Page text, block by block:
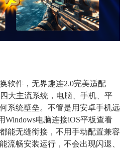
软件，无界趣连2.0完美适配
大主流系统，电脑、手机、平
系统壁垒。不管是用安卓手机远
Windows电脑连接iOS平板查看
能无缝衔接，不用手动配置兼容
流畅安装运行，不会出现闪退、